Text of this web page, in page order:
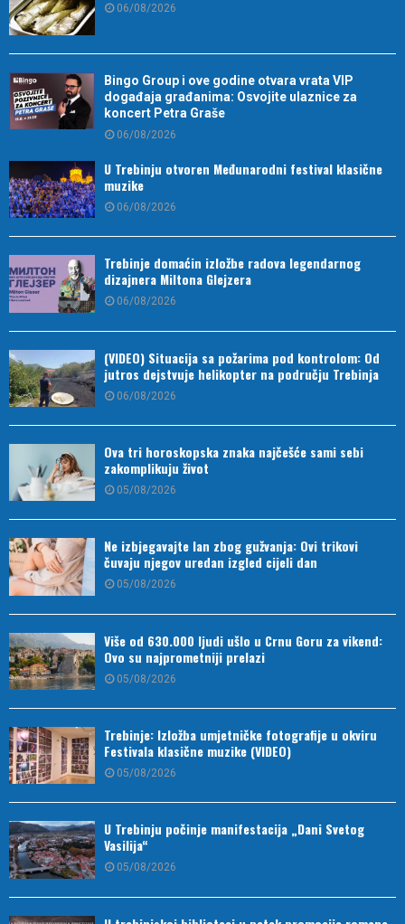
06/08/2026
Bingo Group i ove godine otvara vrata VIP
događaja građanima: Osvojite ulaznice za
koncert Petra Graše
06/08/2026
U Trebinju otvoren Međunarodni festival klasične
muzike
06/08/2026
Trebinje domaćin izložbe radova legendarnog
dizajnera Miltona Glejzera
06/08/2026
(VIDEO) Situacija sa požarima pod kontrolom: Od
jutros dejstvuje helikopter na području Trebinja
06/08/2026
Ova tri horoskopska znaka najčešće sami sebi
zakomplikuju život
05/08/2026
Ne izbjegavajte lan zbog gužvanja: Ovi trikovi
čuvaju njegov uredan izgled cijeli dan
05/08/2026
Više od 630.000 ljudi ušlo u Crnu Goru za vikend:
Ovo su najprometniji prelazi
05/08/2026
Trebinje: Izložba umjetničke fotografije u okviru
Festivala klasične muzike (VIDEO)
05/08/2026
U Trebinju počinje manifestacija „Dani Svetog
Vasilija“
05/08/2026